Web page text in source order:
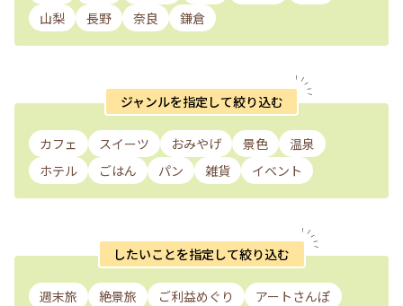
山梨
長野 奈良 鎌倉
ジャンルを指定して絞り込む
カフェ スイーツ おみやげ 景色
温泉
ホテル
ごはん パン 雑貨 イベント
したいことを指定して絞り込む
週末旅 絶景旅 ご利益めぐり
アートさんぽ